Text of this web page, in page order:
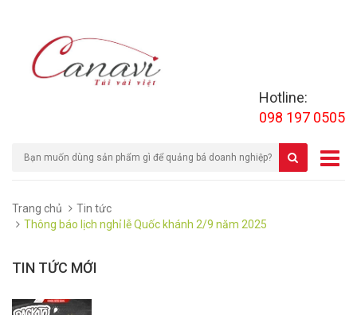
Hotline:
098 197 0505
Trang chủ
Tin tức
Thông báo lịch nghỉ lễ Quốc khánh 2/9 năm 2025
TIN TỨC MỚI